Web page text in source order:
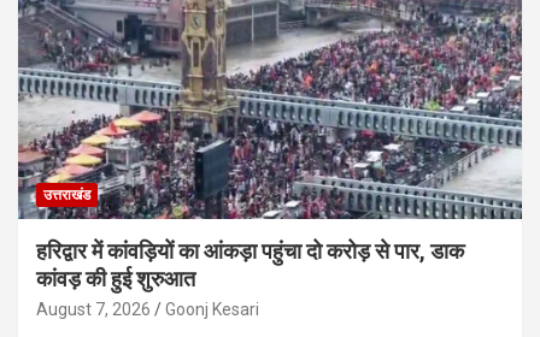
उत्तराखंड
हरिद्वार में कांवड़ियों का आंकड़ा पहुंचा दो करोड़ से पार, डाक
कांवड़ की हुई शुरुआत
August 7, 2026 Goonj Kesari